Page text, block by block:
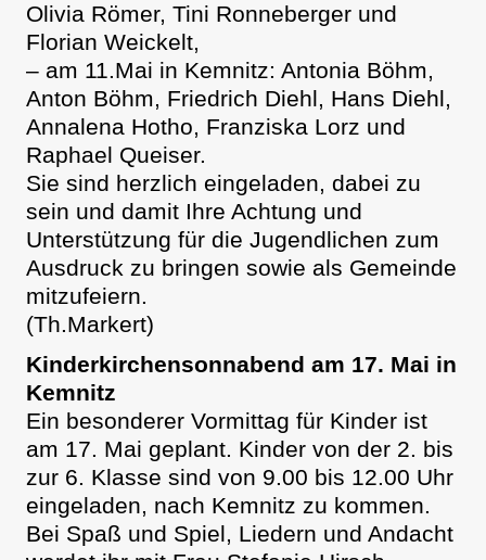
Olivia Römer, Tini Ronneberger und
Florian Weickelt,
– am 11.Mai in Kemnitz: Antonia Böhm,
Anton Böhm, Friedrich Diehl, Hans Diehl,
Annalena Hotho, Franziska Lorz und
Raphael Queiser.
Sie sind herzlich eingeladen, dabei zu
sein und damit Ihre Achtung und
Unterstützung für die Jugendlichen zum
Ausdruck zu bringen sowie als Gemeinde
mitzufeiern.
(Th.Markert)
Kinderkirchensonnabend am 17. Mai in
Kemnitz
Ein besonderer Vormittag für Kinder ist
am 17. Mai geplant. Kinder von der 2. bis
zur 6. Klasse sind von 9.00 bis 12.00 Uhr
eingeladen, nach Kemnitz zu kommen.
Bei Spaß und Spiel, Liedern und Andacht